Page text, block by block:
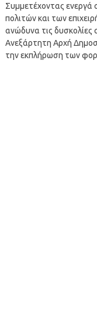
Συμμετέχοντας
πολιτών και των
ανώδυνα τις δυσκολίες
Ανεξάρτητη Αρχή
την εκπλήρωση των